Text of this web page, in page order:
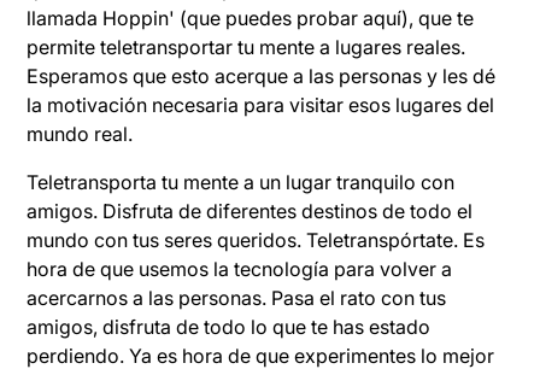
llamada Hoppin' (que puedes probar aquí), que te
permite teletransportar tu mente a lugares reales.
Esperamos que esto acerque a las personas y les dé
la motivación necesaria para visitar esos lugares del
mundo real.
Teletransporta tu mente a un lugar tranquilo con
amigos. Disfruta de diferentes destinos de todo el
mundo con tus seres queridos. Teletranspórtate. Es
hora de que usemos la tecnología para volver a
acercarnos a las personas. Pasa el rato con tus
amigos, disfruta de todo lo que te has estado
perdiendo. Ya es hora de que experimentes lo mejor